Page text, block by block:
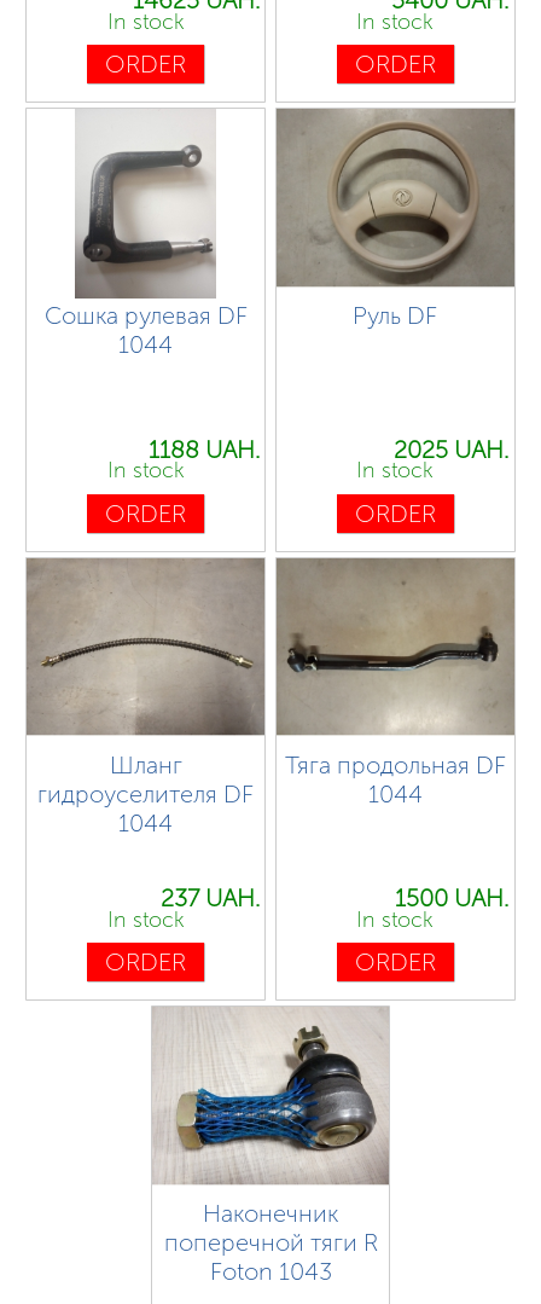
In stock
ORDER
In stock
ORDER
Сошка рулевая DF
1044
1188 UAH.
In stock
ORDER
Руль DF
2025 UAH.
In stock
ORDER
Шланг
гидроуселителя DF
1044
237 UAH.
In stock
ORDER
Тяга продольная DF
1044
1500 UAH.
In stock
ORDER
Наконечник
поперечной тяги R
Foton 1043